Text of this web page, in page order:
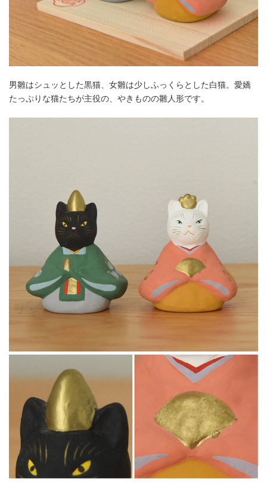
男雛はシュッとした黒猫、女雛は少しふっくらとした白猫。愛嬌
たっぷりな猫たちが主役の、やきものの雛人形です。